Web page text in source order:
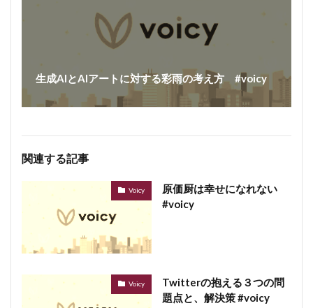
生成AIとAIアートに対する彩雨の考え方 #voicy
関連する記事
Voicy
原価厨は幸せになれない
#voicy
Voicy
Twitterの抱える３つの問
題点と、解決策 #voicy